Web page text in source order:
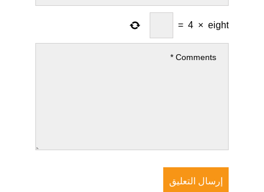
eight
×
4
=